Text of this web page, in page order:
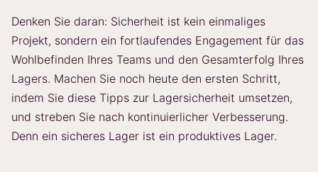
Denken Sie daran: Sicherheit ist kein einmaliges
Projekt, sondern ein fortlaufendes Engagement für das
Wohlbefinden Ihres Teams und den Gesamterfolg Ihres
Lagers. Machen Sie noch heute den ersten Schritt,
indem Sie diese Tipps zur Lagersicherheit umsetzen,
und streben Sie nach kontinuierlicher Verbesserung.
Denn ein sicheres Lager ist ein produktives Lager.